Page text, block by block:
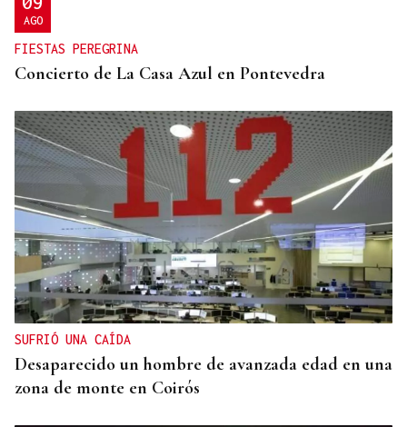
AGO
FIESTAS PEREGRINA
Concierto de La Casa Azul en Pontevedra
SUFRIÓ UNA CAÍDA
Desaparecido un hombre de avanzada edad en una
zona de monte en Coirós